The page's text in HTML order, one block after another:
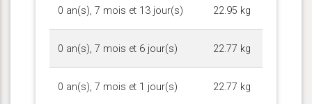
0 an(s), 7 mois et 13 jour(s) 22.95 kg
0 an(s), 7 mois et 6 jour(s) 22.77 kg
0 an(s), 7 mois et 1 jour(s) 22.77 kg